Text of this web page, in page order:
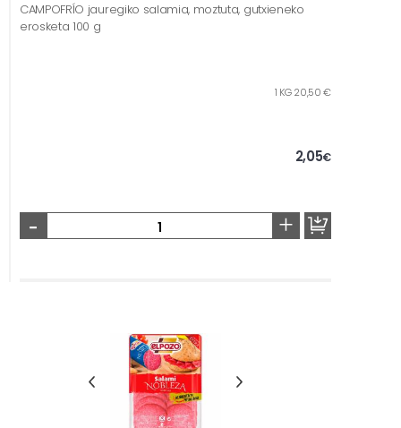
CAMPOFRÍO jauregiko salamia, moztuta, gutxieneko
erosketa 100 g
1 KG 20,50 €
2,05€
- +